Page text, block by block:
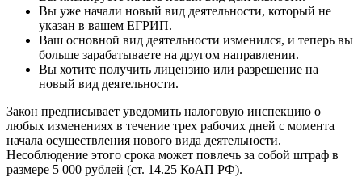
Вы уже начали новый вид деятельности, который не
указан в вашем ЕГРИП.
Ваш основной вид деятельности изменился, и теперь вы
больше зарабатываете на другом направлении.
Вы хотите получить лицензию или разрешение на
новый вид деятельности.
Закон предписывает уведомить налоговую инспекцию о
любых изменениях в течение трех рабочих дней с момента
начала осуществления нового вида деятельности.
Несоблюдение этого срока может повлечь за собой штраф в
размере 5 000 рублей (ст. 14.25 КоАП РФ).